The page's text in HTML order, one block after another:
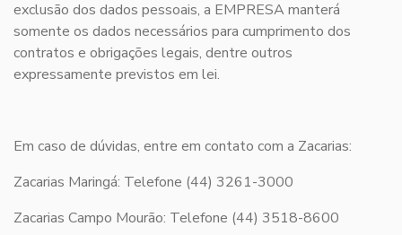
exclusão dos dados pessoais, a EMPRESA manterá
somente os dados necessários para cumprimento dos
contratos e obrigações legais, dentre outros
expressamente previstos em lei.
Em caso de dúvidas, entre em contato com a Zacarias:
Zacarias Maringá: Telefone (44) 3261-3000
Zacarias Campo Mourão: Telefone (44) 3518-8600